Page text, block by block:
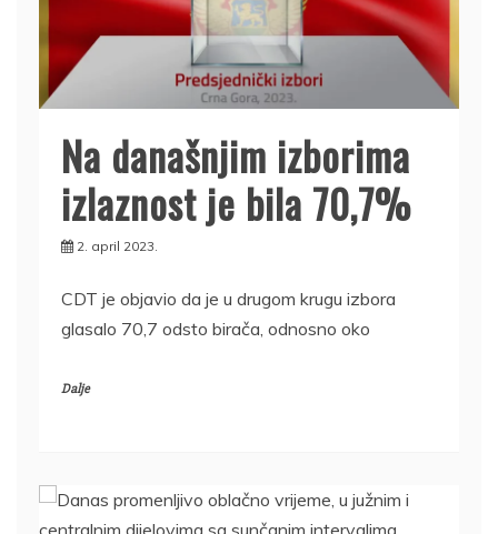
Na današnjim izborima
izlaznost je bila 70,7%
2. april 2023.
CDT je objavio da je u drugom krugu izbora
glasalo 70,7 odsto birača, odnosno oko
Dalje